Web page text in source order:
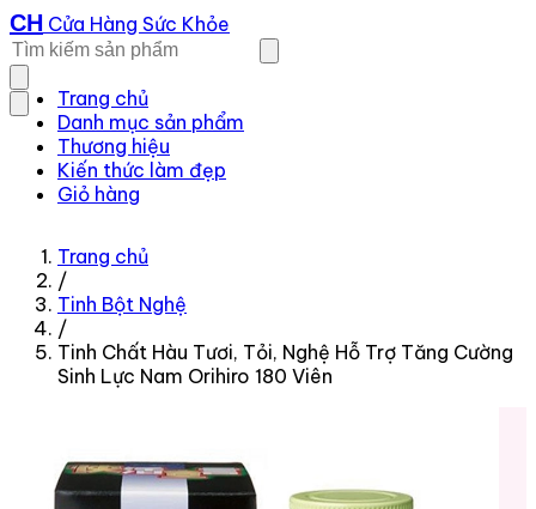
CH Cửa Hàng Sức Khỏe
Trang chủ
Danh mục sản phẩm
Thương hiệu
Kiến thức làm đẹp
Giỏ hàng
Trang chủ
/
Tinh Bột Nghệ
/
Tinh Chất Hàu Tươi, Tỏi, Nghệ Hỗ Trợ Tăng Cường
Sinh Lực Nam Orihiro 180 Viên